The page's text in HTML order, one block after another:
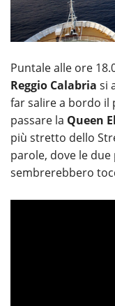
Puntale alle ore
Reggio Calabria si
far salire a bordo il
passare la Queen
più stretto dello
parole, dove le due
sembrerebbero